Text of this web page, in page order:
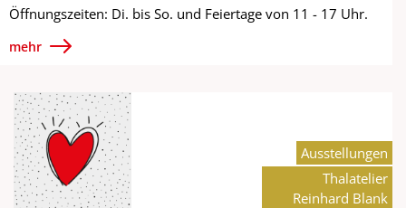
Öffnungszeiten: Di. bis So. und Feiertage von 11 - 17 Uhr.
mehr
Ausstellungen
Thalatelier
Reinhard Blank